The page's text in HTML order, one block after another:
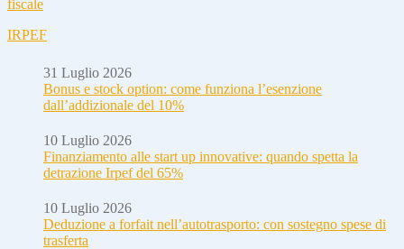
fiscale
IRPEF
31 Luglio 2026
Bonus e stock option: come funziona l’esenzione
dall’addizionale del 10%
10 Luglio 2026
Finanziamento alle start up innovative: quando spetta la
detrazione Irpef del 65%
10 Luglio 2026
Deduzione a forfait nell’autotrasporto: con sostegno spese di
trasferta